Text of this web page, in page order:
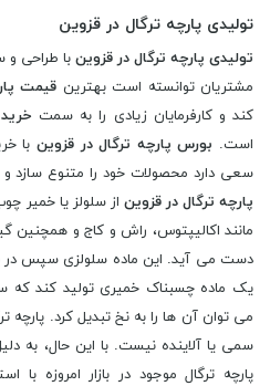
تولیدی پارچه ترگال در قزوین
تولیدی پارچه ترگال در قزوین با طراحی و
مشتریان توانسته است بهترین قیمت
کند و کارفرمایان زیادی را به سمت
است. بورس پارچه ترگال در قزوین با
سعی دارد محصولات خود را متنوع سازد
پارچه ترگال در قزوین از سلولز یا خمیر
مانند اکالیپتوس، راش و کاج و همچنین
دست می آید. این ماده سلولزی سپس
یک ماده چسبناک خمیری تولید کند که
می‌ توان آن‌ ها را به نخ تبدیل کرد. پارچه
سمی یا آلاینده نیست. با این حال، به
پارچه ترگال موجود در بازار امروزه با